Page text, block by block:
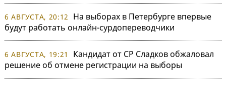
6 АВГУСТА, 20:12
На выборах в Петербурге впервые
будут работать онлайн-сурдопереводчики
6 АВГУСТА, 19:21
Кандидат от СР Сладков обжаловал
решение об отмене регистрации на выборы